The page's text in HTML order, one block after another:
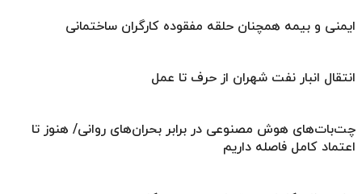
ایمنی و بیمه همچنان حلقه مفقوده کارگران ساختمانی
انتقال انبار نفت شهران از حرف تا عمل
چت‌بات‌های هوش مصنوعی در برابر بحران‌های روانی/ هنوز تا
اعتماد کامل فاصله داریم